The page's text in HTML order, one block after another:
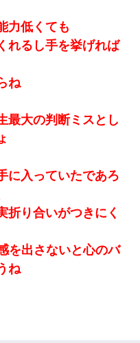
力低くても
れるし手を挙げれば
ね
最大の判断ミスとし
に入っていたであろ
折り合いがつきにく
を出さないと心のバ
ね